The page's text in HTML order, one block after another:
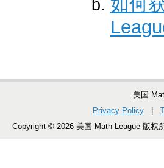
美国
Privacy Policy
Copyright © 2026 美国 Math League 版